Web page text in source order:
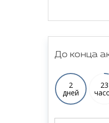
До конца
2
дней
23